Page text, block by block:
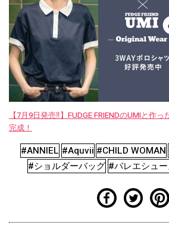
【7月9日発売‼︎】FUDGE FRIENDのUMIと作
完成！
#ANNIEL #Aquvii #CHILD WOMAN
#ショルダーバッグ #バレエシュ